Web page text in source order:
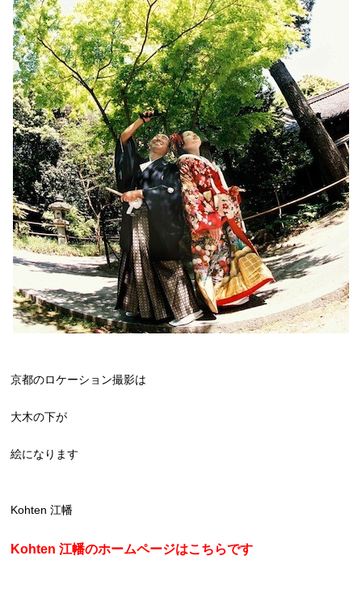
京都のロケーション撮影は
大木の下が
絵になります
Kohten 江幡
Kohten 江幡のホームページはこちらです